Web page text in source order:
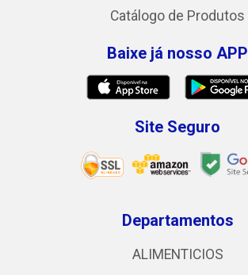
Catálogo de Produtos
Baixe já nosso APP
Site Seguro
Departamentos
ALIMENTICIOS